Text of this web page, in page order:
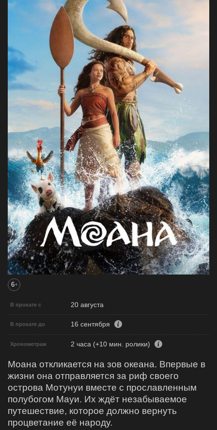
6+
В прокате с 20 августа
В прокате до 16 сентября
Хронометраж 2 часа (+10 мин. ролики)
Моана откликается на зов океана. Впервые в
жизни она отправляется за риф своего
острова Мотунуи вместе с прославленным
полубогом Мауи. Их ждёт незабываемое
путешествие, которое должно вернуть
процветание её народу.